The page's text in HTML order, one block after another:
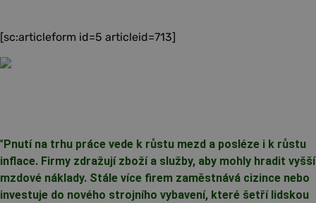
[sc:articleform id=5 articleid=713]
" Pnutí na trhu práce vede k růstu mezd a posléze i k růstu
inflace. Firmy zdražují zboží a služby, aby mohly hradit vyšší
mzdové náklady. Stále více firem zaměstnává cizince nebo
investuje do nového strojního vybavení, které šetří lidskou